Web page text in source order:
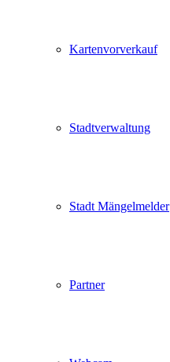
Kartenvorverkauf
Stadtverwaltung
Stadt Mängelmelder
Partner